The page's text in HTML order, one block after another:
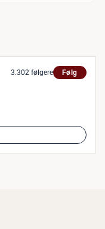
3.302 følgere Følg